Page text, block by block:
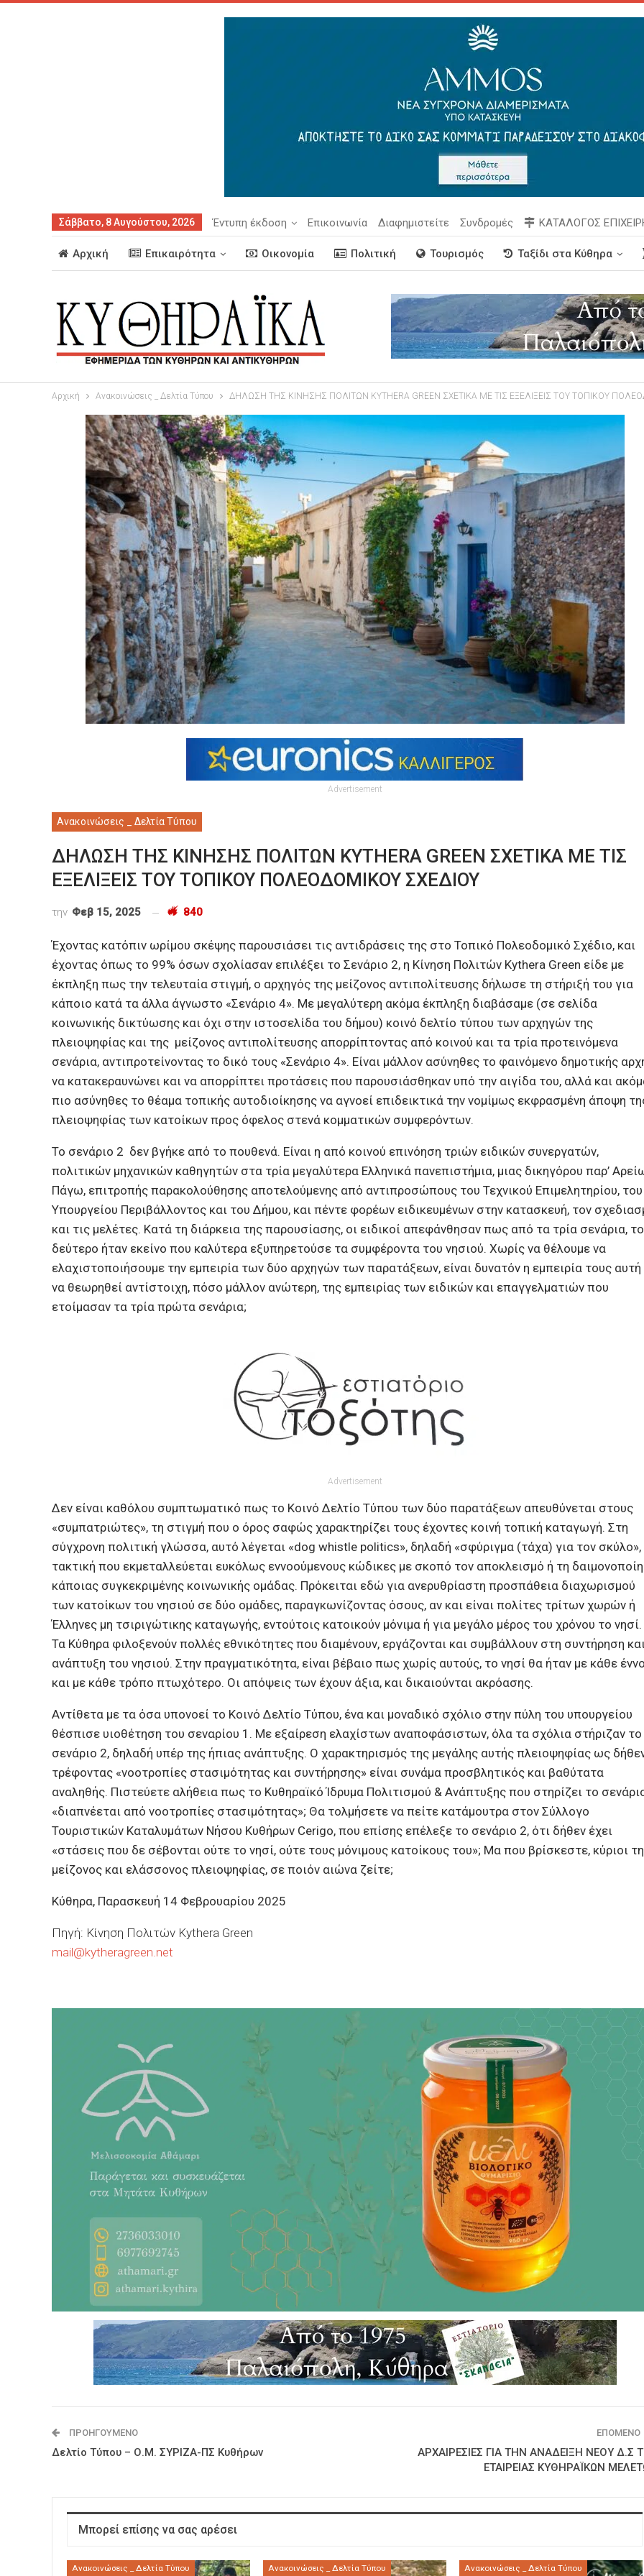
Σάββατο, 8 Αυγούστου, 2026 Έντυπη έκδοση Επικοινωνία Διαφημιστείτε Συνδρομές ΚΑΤΑΛΟΓΟΣ
Αρχική Επικαιρότητα Οικονομία Πολιτική Τουρισμός Ταξίδι στα Κύθηρα
Αρχική Ανακοινώσεις _ Δελτία Τύπου ΔΗΛΩΣΗ ΤΗΣ ΚΙΝΗΣΗΣ ΠΟΛΙΤΩΝ KYTHERA GREEN ΣΧΕΤΙΚΑ ΜΕ ΤΙΣ ΕΞΕΛΙΞΕΙΣ ΤΟΥ ΤΟΠΙΚΟΥ
Advertisement
Ανακοινώσεις _ Δελτία Τύπου
ΔΗΛΩΣΗ ΤΗΣ ΚΙΝΗΣΗΣ ΠΟΛΙΤΩΝ KYTHERA GREEN ΣΧΕΤΙΚΑ ΜΕ ΤΙΣ
ΕΞΕΛΙΞΕΙΣ ΤΟΥ ΤΟΠΙΚΟΥ ΠΟΛΕΟΔΟΜΙΚΟΥ ΣΧΕΔΙΟΥ
την Φεβ 15, 2025 840
Έχοντας κατόπιν ωρίμου σκέψης παρουσιάσει τις αντιδράσεις της στο Τοπικό Πολεοδομικό Σχέδιο, και
έχοντας όπως το 99% όσων σχολίασαν επιλέξει το Σενάριο 2, η Κίνηση Πολιτών Kythera Green είδε με
έκπληξη πως την τελευταία στιγμή, ο αρχηγός της μείζονος αντιπολίτευσης δήλωσε τη στήριξή του για
κάποιο κατά τα άλλα άγνωστο «Σενάριο 4». Με μεγαλύτερη ακόμα έκπληξη διαβάσαμε (σε σελίδα
κοινωνικής δικτύωσης και όχι στην ιστοσελίδα του δήμου) κοινό δελτίο τύπου των αρχηγών της
πλειοψηφίας και της μείζονος αντιπολίτευσης απορρίπτοντας από κοινού και τα τρία προτεινόμενα
σενάρια, αντιπροτείνοντας το δικό τους «Σενάριο 4». Είναι μάλλον ασύνηθες το φαινόμενο δημοτικής
να κατακεραυνώνει και να απορρίπτει προτάσεις που παρουσιάσθηκαν υπό την αιγίδα του, αλλά και
πιο ασύνηθες το θέαμα τοπικής αυτοδιοίκησης να αγνοεί επιδεικτικά την νομίμως εκφρασμένη άποψη
πλειοψηφίας των κατοίκων προς όφελος στενά κομματικών συμφερόντων.
Το σενάριο 2 δεν βγήκε από το πουθενά. Είναι η από κοινού επινόηση τριών ειδικών συνεργατών,
πολιτικών μηχανικών καθηγητών στα τρία μεγαλύτερα Ελληνικά πανεπιστήμια, μιας δικηγόρου παρ’
Πάγω, επιτροπής παρακολούθησης αποτελούμενης από αντιπροσώπους του Τεχνικού Επιμελητηρίου, του
Υπουργείου Περιβάλλοντος και του Δήμου, και πέντε φορέων ειδικευμένων στην κατασκευή, τον
και τις μελέτες. Κατά τη διάρκεια της παρουσίασης, οι ειδικοί απεφάνθησαν πως από τα τρία σενάρια, το
δεύτερο ήταν εκείνο που καλύτερα εξυπηρετούσε τα συμφέροντα του νησιού. Χωρίς να θέλουμε να
ελαχιστοποιήσουμε την εμπειρία των δύο αρχηγών των παρατάξεων, είναι δυνατόν η εμπειρία τους αυτή
να θεωρηθεί αντίστοιχη, πόσο μάλλον ανώτερη, της εμπειρίας των ειδικών και επαγγελματιών που
ετοίμασαν τα τρία πρώτα σενάρια;
Advertisement
Δεν είναι καθόλου συμπτωματικό πως το Κοινό Δελτίο Τύπου των δύο παρατάξεων απευθύνεται στους
«συμπατριώτες», τη στιγμή που o όρος σαφώς χαρακτηρίζει τους έχοντες κοινή τοπική καταγωγή. Στη
σύγχρονη πολιτική γλώσσα, αυτό λέγεται «dog whistle politics», δηλαδή «σφύριγμα (τάχα) για τον σκύλο»,
τακτική που εκμεταλλεύεται ευκόλως εννοούμενους κώδικες με σκοπό τον αποκλεισμό ή τη
κάποιας συγκεκριμένης κοινωνικής ομάδας. Πρόκειται εδώ για ανερυθρίαστη προσπάθεια διαχωρισμού
των κατοίκων του νησιού σε δύο ομάδες, παραγκωνίζοντας όσους, αν και είναι πολίτες τρίτων χωρών ή
Έλληνες μη τσιριγώτικης καταγωγής, εντούτοις κατοικούν μόνιμα ή για μεγάλο μέρος του χρόνου το νησί.
Τα Κύθηρα φιλοξενούν πολλές εθνικότητες που διαμένουν, εργάζονται και συμβάλλουν στη συντήρηση
ανάπτυξη του νησιού. Στην πραγματικότητα, είναι βέβαιο πως χωρίς αυτούς, το νησί θα ήταν με κάθε
και με κάθε τρόπο πτωχότερο. Οι απόψεις των έχουν άξια, και δικαιούνται ακρόασης.
Αντίθετα με τα όσα υπονοεί το Κοινό Δελτίο Τύπου, ένα και μοναδικό σχόλιο στην πύλη του υπουργείου
θέσπισε υιοθέτηση του σεναρίου 1. Με εξαίρεση ελαχίστων αναποφάσιστων, όλα τα σχόλια στήριζαν το
σενάριο 2, δηλαδή υπέρ της ήπιας ανάπτυξης. Ο χαρακτηρισμός της μεγάλης αυτής πλειοψηφίας ως
τρέφοντας «νοοτροπίες στασιμότητας και συντήρησης» είναι συνάμα προσβλητικός και βαθύτατα
αναληθής. Πιστεύετε αλήθεια πως το Κυθηραϊκό Ίδρυμα Πολιτισμού & Ανάπτυξης που στηρίζει το
«διαπνέεται από νοοτροπίες στασιμότητας»; Θα τολμήσετε να πείτε κατάμουτρα στον Σύλλογο
Τουριστικών Καταλυμάτων Νήσου Κυθήρων Cerigo, που επίσης επέλεξε το σενάριο 2, ότι δήθεν έχει
«στάσεις που δε σέβονται ούτε το νησί, ούτε τους μόνιμους κατοίκους του»; Μα που βρίσκεστε, κύριοι
μείζονος και ελάσσονος πλειοψηφίας, σε ποιόν αιώνα ζείτε;
Κύθηρα, Παρασκευή 14 Φεβρουαρίου 2025
Πηγή: Κίνηση Πολιτών Kythera Green
mail@kytheragreen.net
ΠΡΟΗΓΟΎΜΕΝΟ
Δελτίο Τύπου – Ο.Μ. ΣΥΡΙΖΑ-ΠΣ Κυθήρων
ΕΠΌΜΕΝΟ
ΑΡΧΑΙΡΕΣΙΕΣ ΓΙΑ ΤΗΝ ΑΝΑΔΕΙΞΗ ΝΕΟΥ Δ.Σ
ΕΤΑΙΡΕΙΑΣ ΚΥΘΗΡΑΪΚΩΝ
Μπορεί επίσης να σας αρέσει
Ανακοινώσεις _ Δελτία Τύπου Ανακοινώσεις _ Δελτία Τύπου Ανακοινώσεις _ Δελτία Τύπου